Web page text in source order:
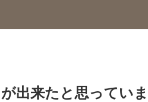
出来たと思っていま